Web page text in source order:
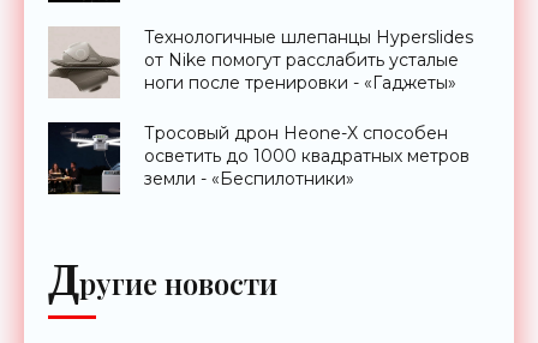
Технологичные шлепанцы Hyperslides
от Nike помогут расслабить усталые
ноги после тренировки - «Гаджеты»
Тросовый дрон Heone-X способен
осветить до 1000 квадратных метров
земли - «Беспилотники»
Другие новости